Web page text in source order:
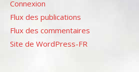
Connexion
Flux des publications
Flux des commentaires
Site de WordPress-FR